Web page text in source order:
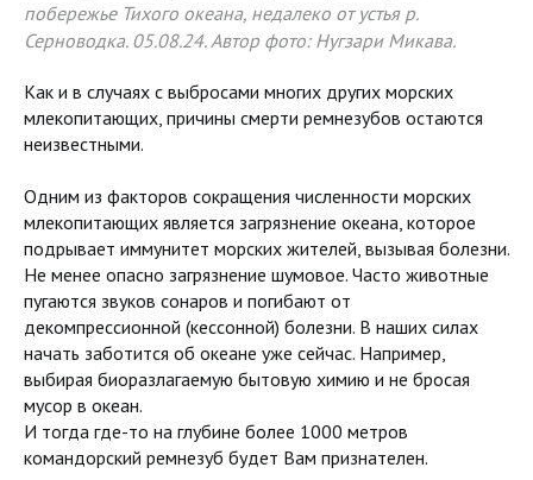
побережье Тихого океана, недалеко от устья р.
Серноводка. 05.08.24. Автор фото: Нугзари Микава.
Как и в случаях с выбросами многих других морских
млекопитающих, причины смерти ремнезубов остаются
неизвестными.
Одним из факторов сокращения численности морских
млекопитающих является загрязнение океана, которое
подрывает иммунитет морских жителей, вызывая болезни.
Не менее опасно загрязнение шумовое. Часто животные
пугаются звуков сонаров и погибают от
декомпрессионной (кессонной) болезни. В наших силах
начать заботится об океане уже сейчас. Например,
выбирая биоразлагаемую бытовую химию и не бросая
мусор в океан.
И тогда где-то на глубине более 1000 метров
командорский ремнезуб будет Вам признателен.